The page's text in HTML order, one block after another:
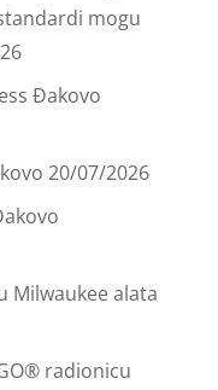
mogu
Đakovo
20/07/2026
Milwaukee alata
radionicu